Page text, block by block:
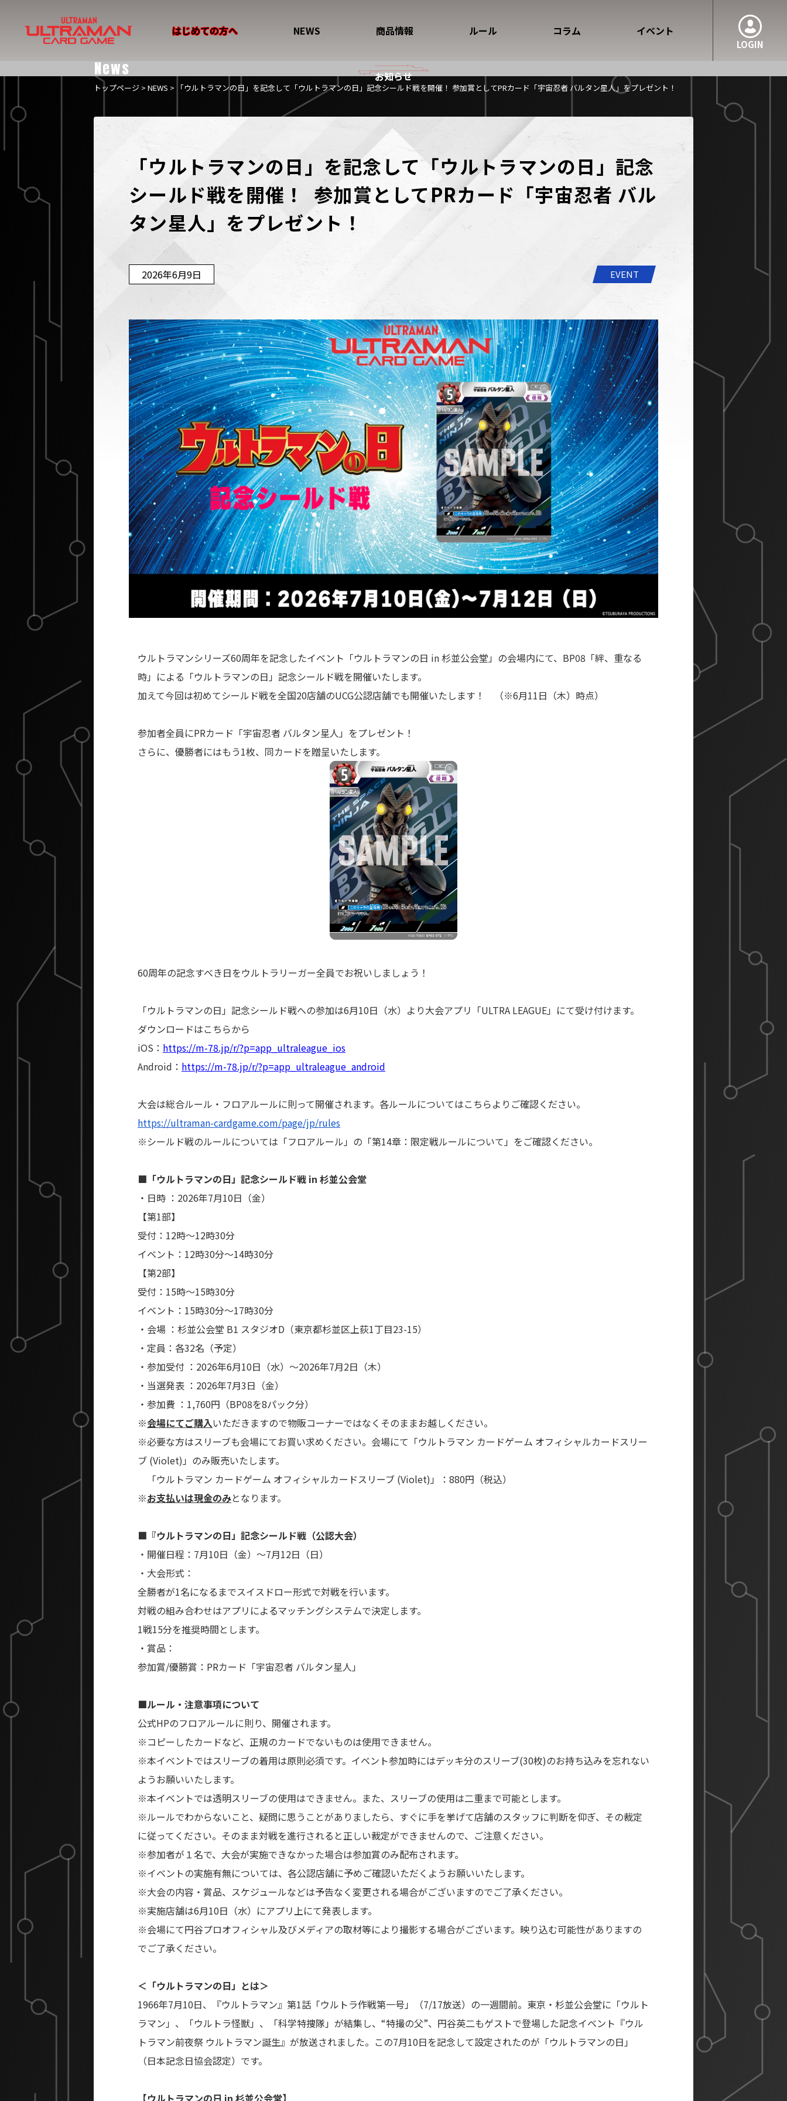
LOGIN
はじめての方へ NEWS 商品情報 ルール コラム イベント
News お知らせ
トップページ > NEWS > 「ウルトラマンの日」を記念して「ウルトラマンの日」記念シールド戦を開催！ 参加賞としてPRカード「宇宙忍者 バルタン星人」をプレゼント！
「ウルトラマンの日」を記念して「ウルトラマンの日」記念
シールド戦を開催！  参加賞としてPRカード「宇宙忍者 バル
タン星人」をプレゼント！
2026年6月9日 EVENT
ウルトラマンシリーズ60周年を記念したイベント「ウルトラマンの日 in 杉並公会堂」の会場内にて、BP08「絆、重なる
時」による「ウルトラマンの日」記念シールド戦を開催いたします。
加えて今回は初めてシールド戦を全国20店舗のUCG公認店舗でも開催いたします！ （※6月11日（木）時点）
参加者全員にPRカード「宇宙忍者 バルタン星人」をプレゼント！
さらに、優勝者にはもう1枚、同カードを贈呈いたします。
60周年の記念すべき日をウルトラリーガー全員でお祝いしましょう！
「ウルトラマンの日」記念シールド戦への参加は6月10日（水）より大会アプリ「ULTRA LEAGUE」にて受け付けます。
ダウンロードはこちらから
iOS： https://m-78.jp/r/?p=app_ultraleague_ios
Android： https://m-78.jp/r/?p=app_ultraleague_android
大会は総合ルール・フロアルールに則って開催されます。各ルールについてはこちらよりご確認ください。
https://ultraman-cardgame.com/page/jp/rules
※シールド戦のルールについては「フロアルール」の「第14章：限定戦ルールについて」をご確認ください。
■「ウルトラマンの日」記念シールド戦 in 杉並公会堂
・日時 ：2026年7月10日（金）
【第1部】
受付：12時～12時30分
イベント：12時30分～14時30分
【第2部】
受付：15時～15時30分
イベント：15時30分～17時30分
・会場 ：杉並公会堂 B1 スタジオD（東京都杉並区上荻1丁目23-15）
・定員：各32名（予定）
・参加受付 ：2026年6月10日（水）～2026年7月2日（木）
・当選発表 ：2026年7月3日（金）
・参加費 ：1,760円（BP08を8パック分）
※会場にてご購入いただきますので物販コーナーではなくそのままお越しください。
※必要な方はスリーブも会場にてお買い求めください。会場にて「ウルトラマン カードゲーム オフィシャルカードスリー
ブ (Violet)」のみ販売いたします。
「ウルトラマン カードゲーム オフィシャルカードスリーブ (Violet)」：880円（税込）
※お支払いは現金のみとなります。
■『ウルトラマンの日」記念シールド戦（公認大会）
・開催日程：7月10日（金）～7月12日（日）
・大会形式：
全勝者が1名になるまでスイスドロー形式で対戦を行います。
対戦の組み合わせはアプリによるマッチングシステムで決定します。
1戦15分を推奨時間とします。
・賞品：
参加賞/優勝賞：PRカード「宇宙忍者 バルタン星人」
■ルール・注意事項について
公式HPのフロアルールに則り、開催されます。
※コピーしたカードなど、正規のカードでないものは使用できません。
※本イベントではスリーブの着用は原則必須です。イベント参加時にはデッキ分のスリーブ(30枚)のお持ち込みを忘れない
ようお願いいたします。
※本イベントでは透明スリーブの使用はできません。また、スリーブの使用は二重まで可能とします。
※ルールでわからないこと、疑問に思うことがありましたら、すぐに手を挙げて店舗のスタッフに判断を仰ぎ、その裁定
に従ってください。そのまま対戦を進行されると正しい裁定ができませんので、ご注意ください。
※参加者が１名で、大会が実施できなかった場合は参加賞のみ配布されます。
※イベントの実施有無については、各公認店舗に予めご確認いただくようお願いいたします。
※大会の内容・賞品、スケジュールなどは予告なく変更される場合がございますのでご了承ください。
※実施店舗は6月10日（水）にアプリ上にて発表します。
※会場にて円谷プロオフィシャル及びメディアの取材等により撮影する場合がございます。映り込む可能性がありますの
でご了承ください。
＜「ウルトラマンの日」とは＞
1966年7月10日、『ウルトラマン』第1話「ウルトラ作戦第一号」（7/17放送）の一週間前。東京・杉並公会堂に「ウルト
ラマン」、「ウルトラ怪獣」、「科学特捜隊」が結集し、“特撮の父”、円谷英二もゲストで登場した記念イベント『ウル
トラマン前夜祭 ウルトラマン誕生』が放送されました。この7月10日を記念して設定されたのが「ウルトラマンの日」
（日本記念日協会認定）です。
【ウルトラマンの日 in 杉並公会堂】